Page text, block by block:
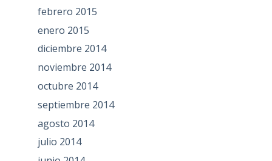
febrero 2015
enero 2015
diciembre 2014
noviembre 2014
octubre 2014
septiembre 2014
agosto 2014
julio 2014